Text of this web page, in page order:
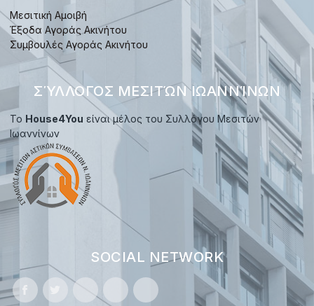
Μεσιτική Αμοιβή
Έξοδα Αγοράς Ακινήτου
Συμβουλές Αγοράς Ακινήτου
ΣΎΛΛΟΓΟΣ ΜΕΣΙΤΏΝ ΙΩΑΝΝΊΝΩΝ
Το House4You είναι μέλος του Συλλόγου Μεσιτών
Ιωαννίνων
SOCIAL NETWORK